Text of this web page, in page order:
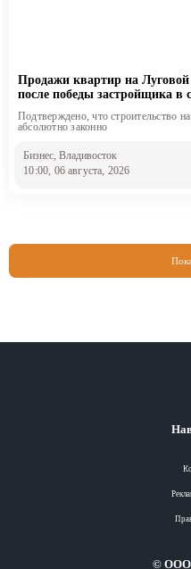
Продажи квартир на Луговой
после победы застройщика в
Подтверждено, что строительство
абсолютно законно
Бизнес , Владивосток
10:00, 06 августа, 2026
© ООО